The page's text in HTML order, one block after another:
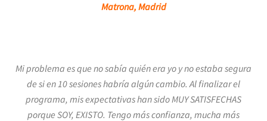
Matrona, Madrid
Mi problema es que no sabía quién era yo y no estaba segura
de si en 10 sesiones habría algún cambio. Al finalizar el
programa, mis expectativas han sido MUY SATISFECHAS
porque SOY, EXISTO. Tengo más confianza, mucha más